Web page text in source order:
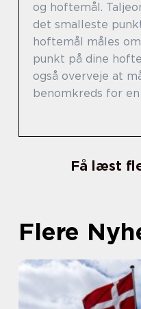
og hoftemål.
det smalleste
hoftemål måles
punkt på dine
også overveje at
benomkreds for
Få læst
Flere